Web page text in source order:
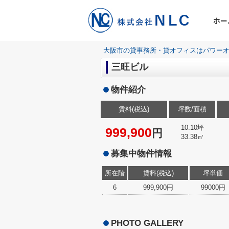
ホ
大阪市の貸事務所・貸オフィスはパワー
三旺ビル
物件紹介
賃料(税込)
999,900 円
坪数/面積
10.10坪
33.38㎡
募集中物件情報
所在階 賃料(税込)
坪単価
6
999,900円 99000円
PHOTO GALLERY